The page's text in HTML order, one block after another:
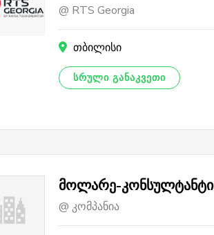
RTS Georgia
თბილისი
ᲡᲠᲣᲚᲘ ᲒᲐᲜᲐᲙᲕᲔᲗᲘ
მოლარე-კონსულტანტი
კომპანია